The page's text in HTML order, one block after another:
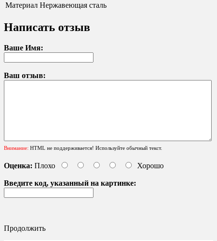
Материал Нержавеющая сталь
Написать отзыв
Ваше Имя:
Ваш отзыв:
Внимание: HTML не поддерживается! Используйте обычный текст.
Оценка: Плохо Хорошо
Введите код, указанный на картинке:
Продолжить